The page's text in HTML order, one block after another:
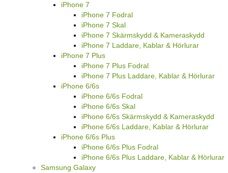
iPhone 7
iPhone 7 Fodral
iPhone 7 Skal
iPhone 7 Skärmskydd & Kameraskydd
iPhone 7 Laddare, Kablar & Hörlurar
iPhone 7 Plus
iPhone 7 Plus Fodral
iPhone 7 Plus Laddare, Kablar & Hörlurar
iPhone 6/6s
iPhone 6/6s Fodral
iPhone 6/6s Skal
iPhone 6/6s Skärmskydd & Kameraskydd
iPhone 6/6s Laddare, Kablar & Hörlurar
iPhone 6/6s Plus
iPhone 6/6s Plus Fodral
iPhone 6/6s Plus Laddare, Kablar & Hörlurar
Samsung Galaxy